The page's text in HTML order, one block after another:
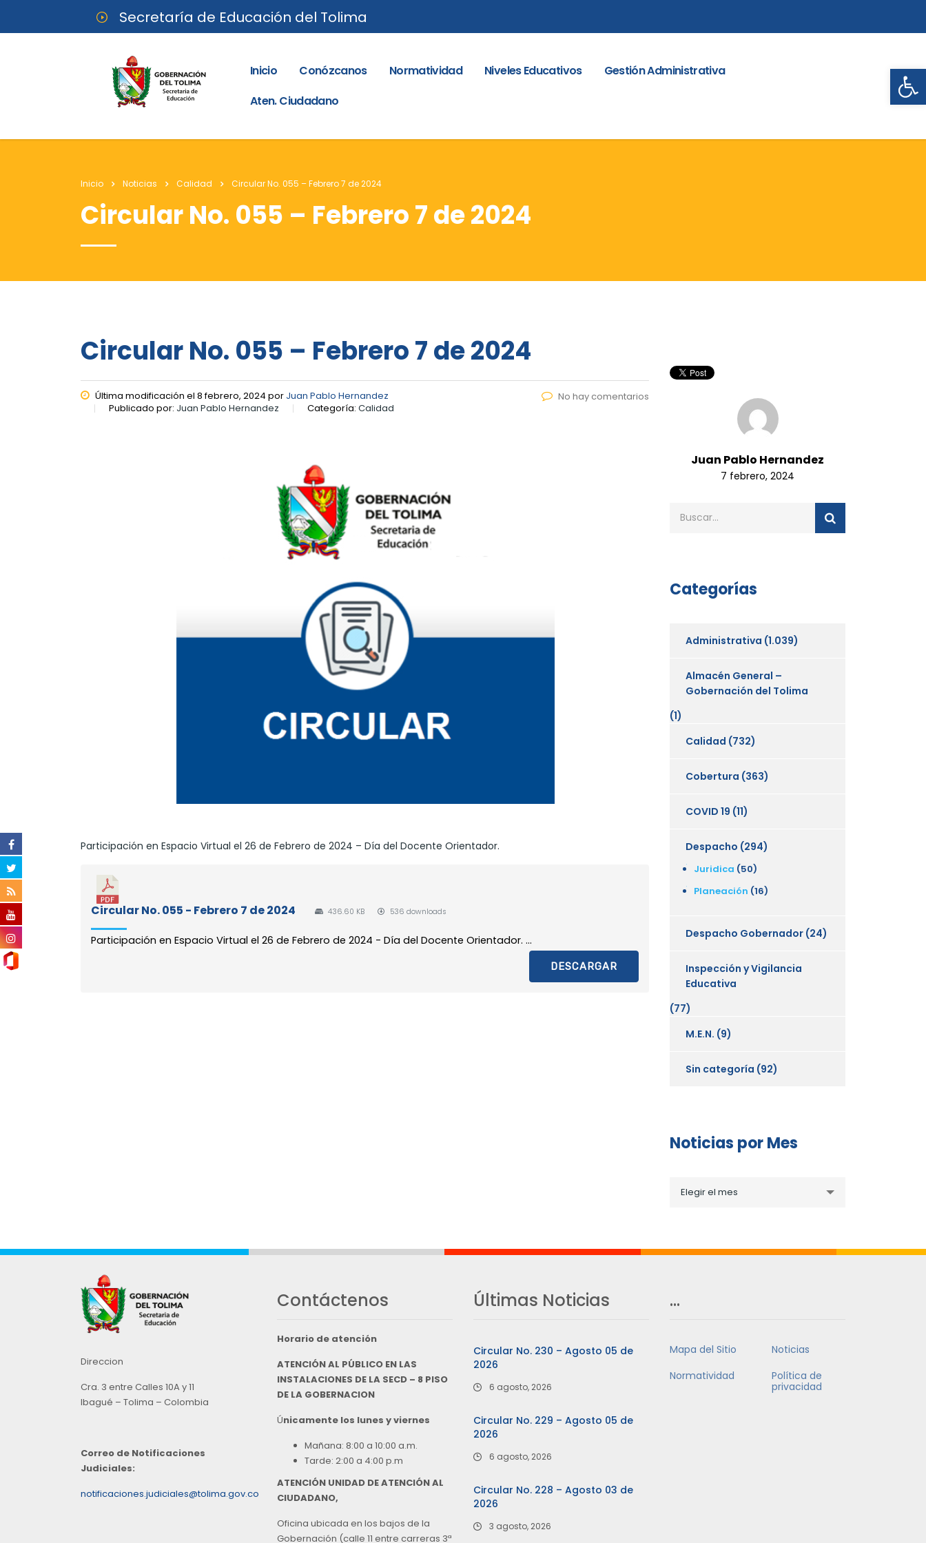
Secretaría de Educación del Tolima
Inicio Conózcanos Normatividad Niveles Educativos
Gestión Administrativa
Aten. Ciudadano
Inicio Noticias Calidad Circular No. 055 – Febrero 7 de 2024
Circular No. 055 – Febrero 7 de 2024
Circular No. 055 – Febrero 7 de 2024
Última modificación el 8 febrero, 2024 por Juan Pablo Hernandez
Publicado por: Juan Pablo Hernandez Categoría: Calidad
No hay comentarios
Participación en Espacio Virtual el 26 de Febrero de 2024 – Día del Docente Orientador.
Circular No. 055 - Febrero 7 de 2024 436.60 KB 536 downloads
Participación en Espacio Virtual el 26 de Febrero de 2024 - Día del Docente Orientador. ...
DESCARGAR
Juan Pablo Hernandez
7 febrero, 2024
Categorías
Administrativa (1.039)
Almacén General –
Gobernación del Tolima
(1)
Calidad (732)
Cobertura (363)
COVID 19 (11)
Despacho (294)
Juridica (50)
Planeación (16)
Despacho Gobernador (24)
Inspección y Vigilancia
Educativa
(77)
M.E.N. (9)
Sin categoría (92)
Noticias por Mes
porElegir el mes
Direccion
Cra. 3 entre Calles 10A y 11
Ibagué – Tolima – Colombia
Correo de Notificaciones
Judiciales:
notificaciones.judiciales@tolima.gov.co
Contáctenos
Horario de atención
ATENCIÓN AL PÚBLICO EN LAS
INSTALACIONES DE LA SECD – 8 PISO
DE LA GOBERNACION
Únicamente los lunes y viernes
Mañana: 8:00 a 10:00 a.m.
Tarde: 2:00 a 4:00 p.m
ATENCIÓN UNIDAD DE ATENCIÓN AL
CIUDADANO,
Oficina ubicada en los bajos de la
Gobernación (calle 11 entre carreras 3ª
Últimas Noticias
Circular No. 230 – Agosto 05 de
2026
6 agosto, 2026
Circular No. 229 – Agosto 05 de
2026
6 agosto, 2026
Circular No. 228 – Agosto 03 de
2026
3 agosto, 2026
…
Mapa del Sitio
Noticias
Normatividad
Política de
privacidad